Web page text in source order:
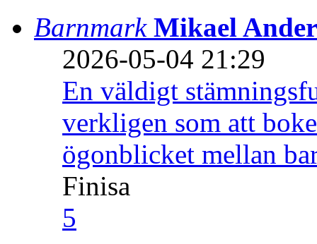
Barnmark Mikael
2026-05-04 21:29
En väldigt
verkligen som att
ögonblicket mellan
Finisa
5